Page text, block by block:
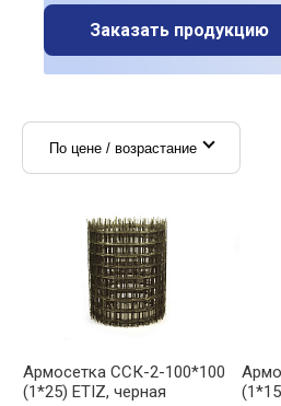
Заказать продукцию
Армосетка ССК-2-100*100
(1*25) ETIZ, черная